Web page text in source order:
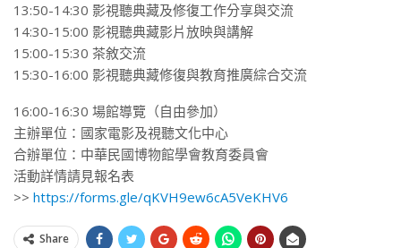
13:50-14:30 影視聽典藏及修復工作分享與交流
14:30-15:00 影視聽典藏影片放映與講解
15:00-15:30 茶敘交流
15:30-16:00 影視聽典藏修復與教育推廣綜合交流
16:00-16:30 場館導覽（自由參加）
主辦單位：國家電影及視聽文化中心
合辦單位：中華民國博物館學會教育委員會
活動詳情請見報名表
>> https://forms.gle/qKVH9ew6cA5VeKHV6
Share